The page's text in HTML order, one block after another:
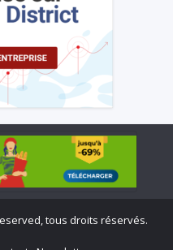
tous droits réservés.